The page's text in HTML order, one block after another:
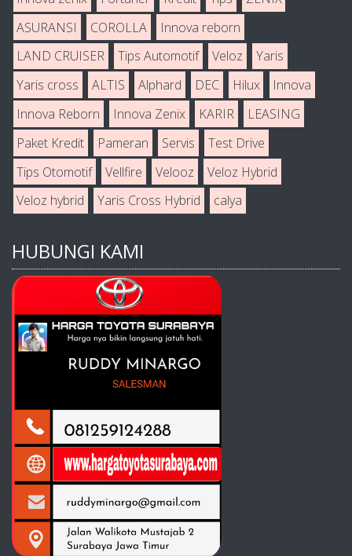
ASURANSI
COROLLA
Innova reborn
LAND CRUISER
Tips Automotif Veloz
Yaris
Yaris cross
ALTIS Alphard DEC Hilux
Innova
Innova Reborn
Innova Zenix KARIR
LEASING
Paket Kredit
Pameran Servis
Test Drive
Tips Otomotif
Vellfire Velooz
Veloz Hybrid
Veloz hybrid
Yaris Cross Hybrid calya
HUBUNGI KAMI